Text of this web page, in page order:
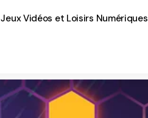
Jeux Vidéos et Loisirs Numériques